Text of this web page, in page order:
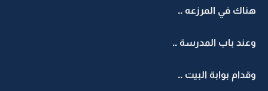
هناك في المرزعه ..
وعند باب المدرسة ..
وقدام بوابة البيت ..